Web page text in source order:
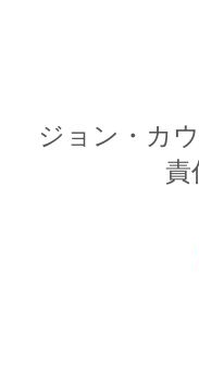
ジョン・カ
責